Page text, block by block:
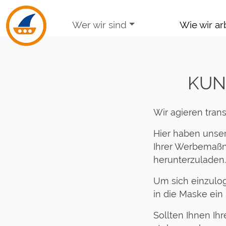
Skip to navigation
Skip to main content
Wer wir sind Wie wir
Wir agieren
Hier haben
Ihrer
herunterzuladen.
Um sich
in die Maske
Sollten Ihnen